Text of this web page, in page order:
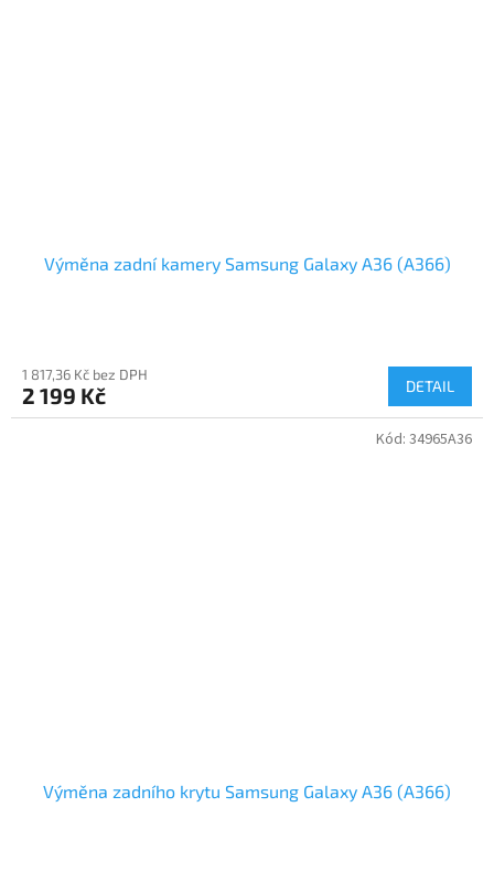
Výměna zadní kamery Samsung Galaxy A36 (A366)
1 817,36 Kč bez DPH
2 199 Kč DETAIL
Výměna zadního krytu Samsung Galaxy A36 (A366)
Kód: 34965A36